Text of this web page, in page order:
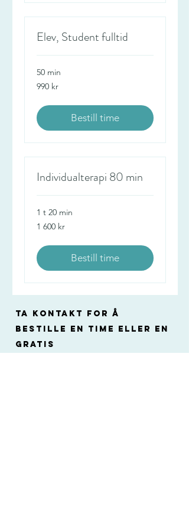
Elev, Student fulltid
50 min
990
norske
990 kr
Bestill time
Individualterapi 80 min
1 t 20 min
1 600
norske
1 600 kr
Bestill time
Ta kontakt for å
bestille en time eller en
gratis